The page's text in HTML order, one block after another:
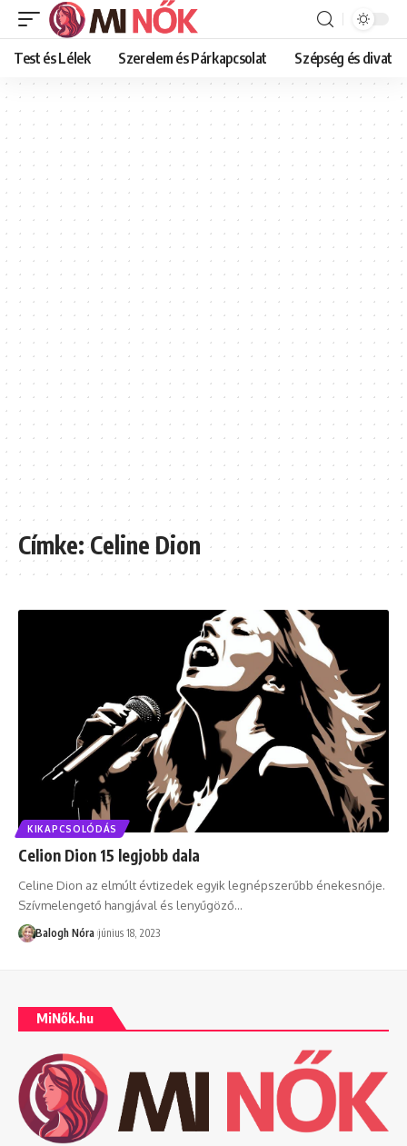
Test és Lélek Szerelem és Párkapcsolat Szépség és divat
Címke:Celine Dion
KIKAPCSOLÓDÁS
Celion Dion 15 legjobb dala
Celine Dion az elmúlt évtizedek egyik legnépszerűbb énekesnője.
Szívmelengető hangjával és lenyűgöző…
Balogh Nóra június 18, 2023
MiNők.hu